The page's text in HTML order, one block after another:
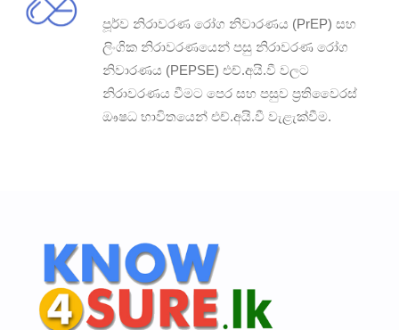
පූර්ව නිරාවරණ රෝග නිවාරණය (PrEP) සහ
ලිංගික නිරාවරණයෙන් පසු නිරාවරණ රෝග
නිවාරණය (PEPSE) එච්.අයි.වී වලට
නිරාවරණය වීමට පෙර සහ පසුව ප්‍රතිවෛරස්
ඖෂධ භාවිතයෙන් එච්.අයි.වී වැළැක්වීම.